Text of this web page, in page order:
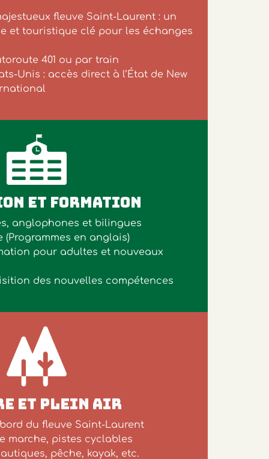
fleuve Saint-Laurent : un
et touristique clé pour les échanges
401 ou par train
Unis : accès direct à l’État de New
ET FORMATION
anglophones et bilingues
(Programmes en anglais)
pour adultes et nouveaux
des nouvelles compétences
ET PLEIN AIR
du fleuve Saint-Laurent
marche, pistes cyclables
pêche, kayak, etc.